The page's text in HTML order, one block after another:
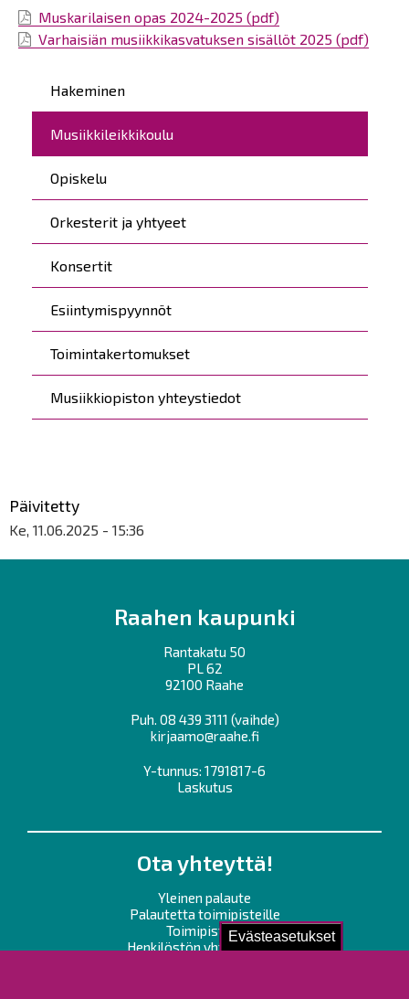
Evästeasetukset
Päävalikko
Hakeminen
Musiikkileikkikoulu
Opiskelu
Orkesterit ja yhtyeet
Konsertit
Esiintymispyynnöt
Toimintakertomukset
Musiikkiopiston yhteystiedot
Muskarilaisen opas 2024-2025 (pdf)
Varhaisiän musiikkikasvatuksen sisällöt 2025 (pdf)
Päivitetty
Ke, 11.06.2025 - 15:36
Raahen kaupunki
Rantakatu 50
PL 62
92100 Raahe
Puh. 08 439 3111 (vaihde)
kirjaamo@raahe.fi
Y-tunnus: 1791817-6
Laskutus
Ota yhteyttä!
Yleinen palaute
Palautetta toimipisteille
Toimipisteet
Henkilöstön yhteystiedot